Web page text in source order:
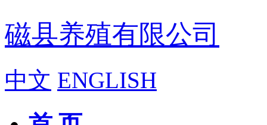
磁县养殖有限公司
中文 ENGLISH